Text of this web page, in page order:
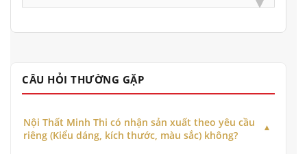
CÂU HỎI THƯỜNG GẶP
Nội Thất Minh Thi có nhận sản xuất theo yêu cầu
riêng (Kiểu dáng, kích thước, màu sắc) không?